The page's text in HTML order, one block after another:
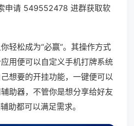
申请 549552478 进群获取软
轻松成为“必赢”。其操作方式
用便可以自定义手机打牌系统
想要的开挂功能，一键便可以
助器，不管你是想分享给好友
助都可以满足需求。